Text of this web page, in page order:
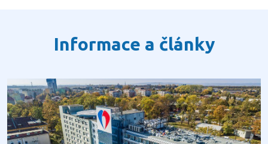
Informace a články